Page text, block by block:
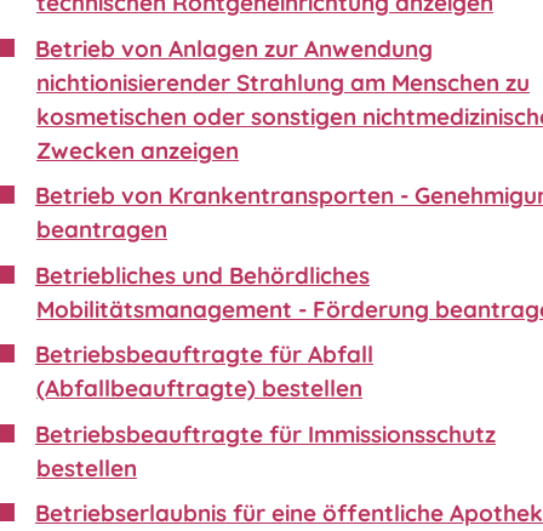
Betrieb von Anlagen zur Anwendung
nichtionisierender Strahlung am Menschen zu
kosmetischen oder sonstigen
Zwecken anzeigen
Betrieb von Krankentransporten -
beantragen
Betriebliches und Behördliches
Mobilitätsmanagement - Förderung
Betriebsbeauftragte für Abfall
(Abfallbeauftragte) bestellen
Betriebsbeauftragte für Immissionsschutz
bestellen
Betriebserlaubnis für eine öffentliche